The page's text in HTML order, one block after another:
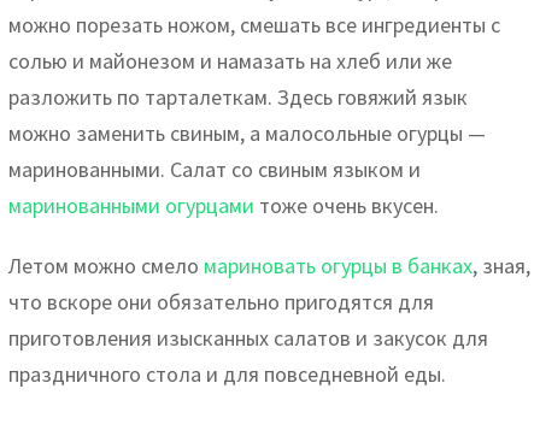
можно порезать ножом, смешать все ингредиенты с
солью и майонезом и намазать на хлеб или же
разложить по тарталеткам. Здесь говяжий язык
можно заменить свиным, а малосольные огурцы —
маринованными. Салат со свиным языком и
маринованными огурцами тоже очень вкусен.
Летом можно смело мариновать огурцы в банках, зная,
что вскоре они обязательно пригодятся для
приготовления изысканных салатов и закусок для
праздничного стола и для повседневной еды.